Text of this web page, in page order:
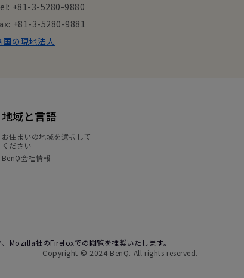
+81-3-5280-9880
+81-3-5280-9881
国の現地法人
地域と言語
お住まいの地域を選択して
ください
BenQ会社情報
社のFirefoxでの閲覧を推奨いたします。
Copyright © 2024 BenQ. All rights reserved.